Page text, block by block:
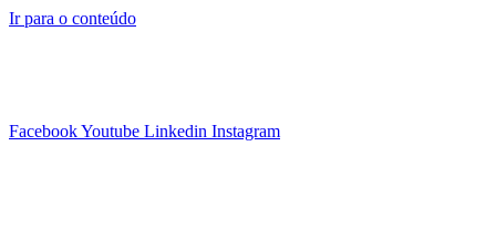
Ir para o conteúdo
FacebookYoutube Linkedin Instagram